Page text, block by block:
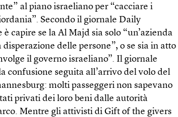
al piano israeliano per “cacciare i
Secondo il giornale Daily
capire se la Al Majd sia solo “un’azienda
delle persone”, o se sia in atto
il governo israeliano”. Il giornale
confusione seguita all’arrivo del volo del
molti passeggeri non sapevano
privati dei loro beni dalle autorità
Mentre gli attivisti di Gift of the givers